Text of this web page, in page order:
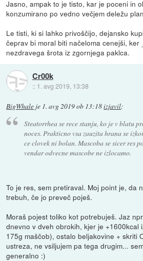
Jasno, ampak to je tisto, kar je poceni in
konzumirano po vedno večjem deležu
Le tisti, ki si lahko privoščijo, dejansko
čeprav bi moral biti načeloma cenejši,
nezdravega šrota iz zgornjega paklca.
Cr00k
:: 1. avg 2019, 13:38
BigWhale je 1. avg 2019 ob 13:18izjavil:
Steatorrhea se rece stanju, ko je v blatu
noces. Prakticno vsa zauzita hrana se
ce clovek ni bolan. Mascoba se sicer res
vendar odvecne mascobe ne izlocamo.
To je res, sem pretiraval. Moj point je, da
trebuh, če jo preveč poješ.
Moraš pojest toliko kot potrebuješ. Jaz
dnevno v dveh obrokih, kjer je +1600kcal
175g maščob), ostalo beljakovine + skriti
ustreza, ne vsiljujem pa tega drugim...
generalno :)